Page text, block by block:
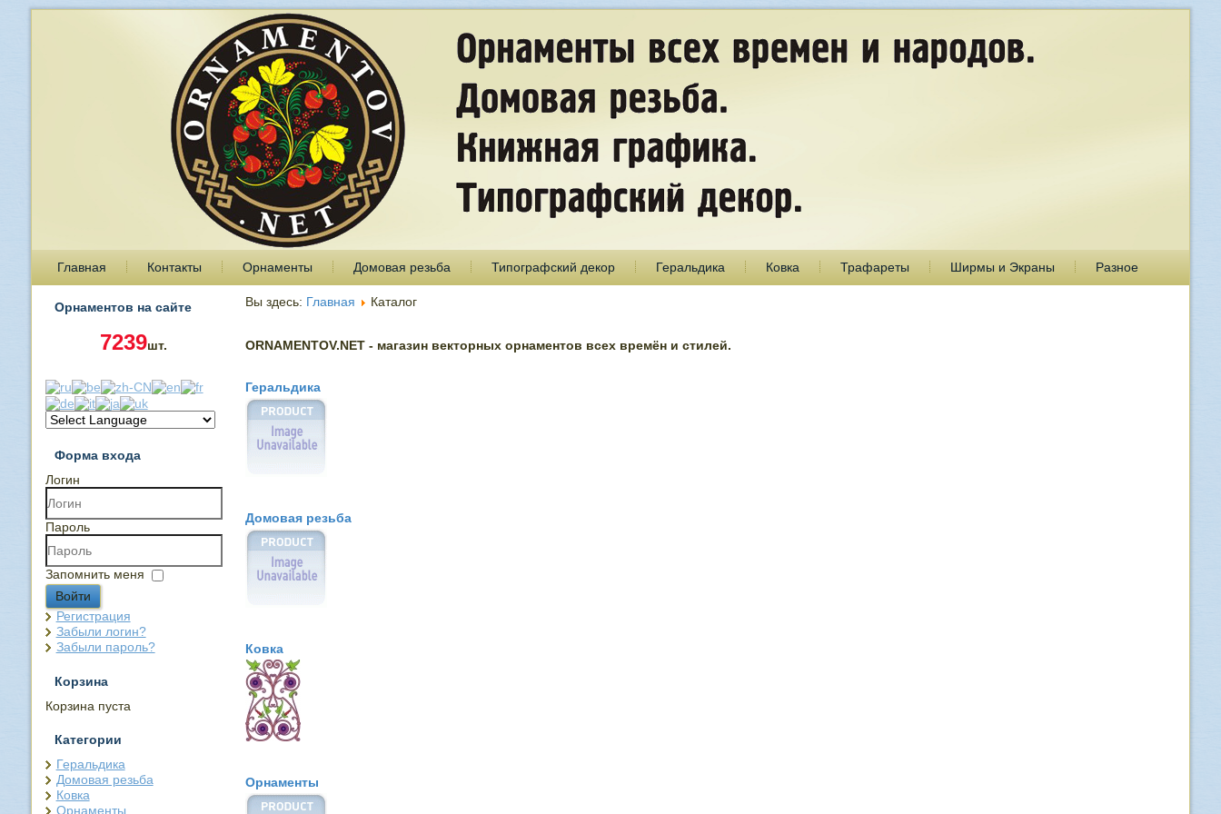
Главная Контакты Орнаменты Домовая резьба Типографский декор Геральдика Ковка Трафареты Ширмы и Экраны Разное
Орнаментов на сайте
7239шт.
Форма входа
Логин
Пароль
Запомнить меня
Войти
Регистрация
Забыли логин?
Забыли пароль?
Корзина
Корзина пуста
Категории
Геральдика
Домовая резьба
Ковка
Орнаменты
Вы здесь: Главная Каталог
ORNAMENTOV.NET - магазин векторных орнаментов всех времён и стилей.
Геральдика
Домовая резьба
Ковка
Орнаменты